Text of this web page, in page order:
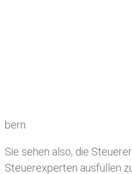
bern
Sie sehen also, die
Steuerexperten ausfüllen